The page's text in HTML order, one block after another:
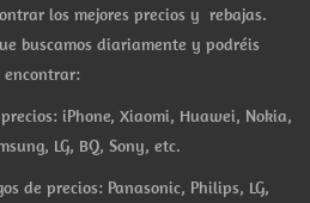
los mejores precios y rebajas.
buscamos diariamente y podréis
encontrar:
iPhone, Xiaomi, Huawei, Nokia,
LG, BQ, Sony, etc.
de precios: Panasonic, Philips, LG,